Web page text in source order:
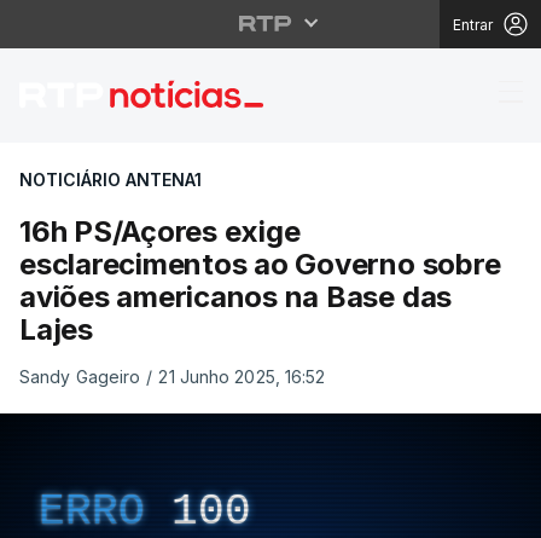
Entrar
16h PS/Açores exige
NOTICIÁRIO ANTENA1
16h PS/Açores exige
esclarecimentos ao Governo sobre
aviões americanos na Base das
Lajes
Sandy Gageiro / 21 Junho 2025, 16:52
ERRO 100